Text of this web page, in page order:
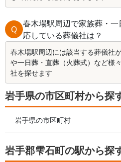
Q
春木場駅周辺で家族葬・
応している葬儀社は？
春木場駅周辺には該当する葬儀社が
や一日葬・直葬（火葬式）など様
社を探せます
岩手県の市区町村から探
岩手県の市区町村
岩手郡雫石町の駅から探